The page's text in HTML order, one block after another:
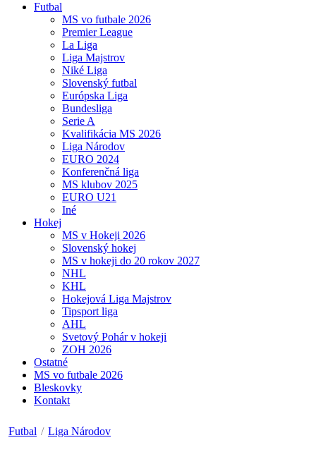
Futbal
MS vo futbale 2026
Premier League
La Liga
Liga Majstrov
Niké Liga
Slovenský futbal
Európska Liga
Bundesliga
Serie A
Kvalifikácia MS 2026
Liga Národov
EURO 2024
Konferenčná liga
MS klubov 2025
EURO U21
Iné
Hokej
MS v Hokeji 2026
Slovenský hokej
MS v hokeji do 20 rokov 2027
NHL
KHL
Hokejová Liga Majstrov
Tipsport liga
AHL
Svetový Pohár v hokeji
ZOH 2026
Ostatné
MS vo futbale 2026
Bleskovky
Kontakt
Futbal / Liga Národov